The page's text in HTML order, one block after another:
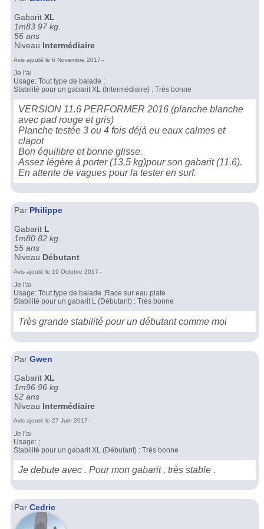
Gabarit XL
1m83 97 kg.
56 ans
Niveau Intermédiaire
Avis ajouté le 6 Novembre 2017--
Je l'ai
Usage: Tout type de balade ;
Stabilité pour un gabarit XL (Intermédiaire) : Très bonne
VERSION 11.6 PERFORMER 2016 (planche blanche
avec pad rouge et gris)
Planche testée 3 ou 4 fois déjà eu eaux calmes et
clapot
Bon équilibre et bonne glisse.
Assez légère à porter (13,5 kg)pour son gabarit (11.6).
En attente de vagues pour la tester en surf.
Par Philippe
Gabarit L
1m80 82 kg.
55 ans
Niveau Débutant
Avis ajouté le 19 Octobre 2017--
Je l'ai
Usage: Tout type de balade ;Race sur eau plate
Stabilité pour un gabarit L (Débutant) : Très bonne
Très grande stabilité pour un débutant comme moi
Par Gwen
Gabarit XL
1m96 96 kg.
52 ans
Niveau Intermédiaire
Avis ajouté le 27 Juin 2017--
Je l'ai
Usage: ;
Stabilité pour un gabarit XL (Débutant) : Très bonne
Je debute avec . Pour mon gabarit , très stable .
Par Cedric